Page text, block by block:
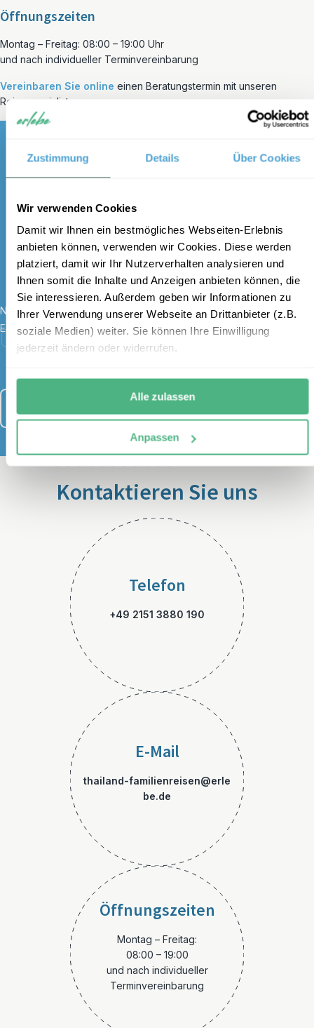
Zustimmung Details Über Cookies
Wir verwenden Cookies
Damit wir Ihnen ein bestmögliches Webseiten-Erlebnis
anbieten können, verwenden wir Cookies. Diese werden
platziert, damit wir Ihr Nutzerverhalten analysieren und
Ihnen somit die Inhalte und Anzeigen anbieten können, die
Sie interessieren. Außerdem geben wir Informationen zu
Ihrer Verwendung unserer Webseite an Drittanbieter (z.B.
soziale Medien) weiter. Sie können Ihre Einwilligung
jederzeit ändern oder widerrufen.
Alle zulassen
Anpassen
Öffnungszeiten
Montag – Freitag: 08:00 – 19:00 Uhr
und nach individueller Terminvereinbarung
Vereinbaren Sie online einen Beratungstermin mit unseren
Reisespezialisten.
kostenlosen Newsletter an und
erhalten Sie einen 100 €
Gutschein
Name *
E-Mail *
Ich habe die Bestimmungen zumDatenschutzgelesen und
stimme diesen zu.
Kontaktieren Sie uns
Telefon
+49 2151 3880 190
E-Mail
thailand-familienreisen@erle
be.de
Öffnungszeiten
Montag – Freitag:
08:00 – 19:00
und nach individueller
Terminvereinbarung